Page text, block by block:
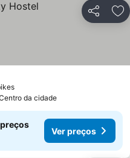
Partilhar
Ver preços
da cidade
Ver preços